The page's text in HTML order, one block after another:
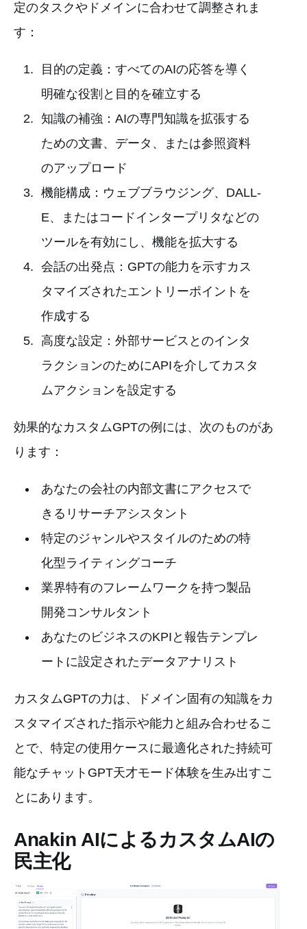
定のタスクやドメインに合わせて調整されま
す：
目的の定義：すべてのAIの応答を導く
明確な役割と目的を確立する
知識の補強：AIの専門知識を拡張する
ための文書、データ、または参照資料
のアップロード
機能構成：ウェブブラウジング、DALL-
E、またはコードインタープリタなどの
ツールを有効にし、機能を拡大する
会話の出発点：GPTの能力を示すカス
タマイズされたエントリーポイントを
作成する
高度な設定：外部サービスとのインタ
ラクションのためにAPIを介してカスタ
ムアクションを設定する
効果的なカスタムGPTの例には、次のものがあ
ります：
あなたの会社の内部文書にアクセスで
きるリサーチアシスタント
特定のジャンルやスタイルのための特
化型ライティングコーチ
業界特有のフレームワークを持つ製品
開発コンサルタント
あなたのビジネスのKPIと報告テンプレ
ートに設定されたデータアナリスト
カスタムGPTの力は、ドメイン固有の知識をカ
スタマイズされた指示や能力と組み合わせるこ
とで、特定の使用ケースに最適化された持続可
能なチャットGPT天才モード体験を生み出すこ
とにあります。
Anakin AIによるカスタムAIの
民主化